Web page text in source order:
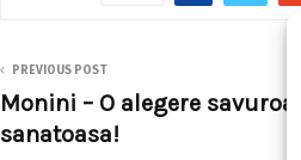
PREVIOUS POST
Monini – O alegere
sanatoasa!